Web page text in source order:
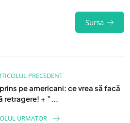
Sursa
PRECEDENT
pe americani: ce vrea să facă
retragere! + ”...
URMATOR